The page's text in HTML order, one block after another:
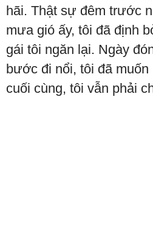
hãi. Thật sự đêm trước
mưa gió ấy, tôi đã định
gái tôi ngăn lại. Ngày
bước đi nổi, tôi đã
cuối cùng, tôi vẫn phải